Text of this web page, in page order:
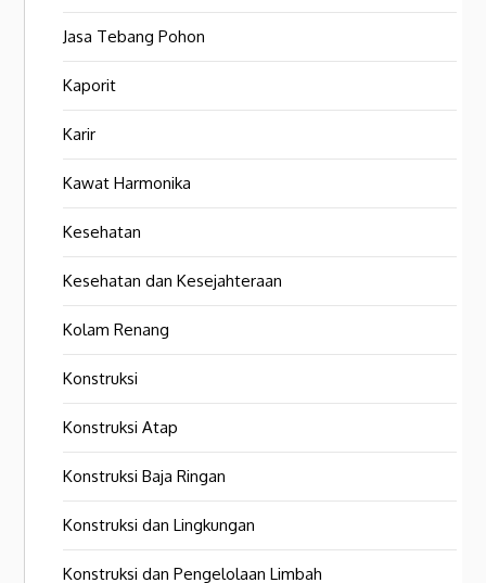
Jasa Tebang Pohon
Kaporit
Karir
Kawat Harmonika
Kesehatan
Kesehatan dan Kesejahteraan
Kolam Renang
Konstruksi
Konstruksi Atap
Konstruksi Baja Ringan
Konstruksi dan Lingkungan
Konstruksi dan Pengelolaan Limbah